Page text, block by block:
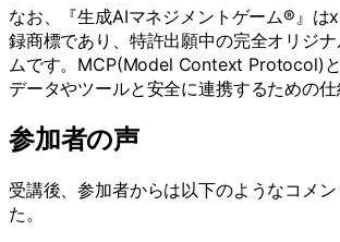
なお、『生成AIマネジメントゲーム®』は
録商標であり、特許出願中の完全オリジ
ムです。MCP(Model Context Protocol)
データやツールと安全に連携するための仕
参加者の声
受講後、参加者からは以下のようなコメ
た。